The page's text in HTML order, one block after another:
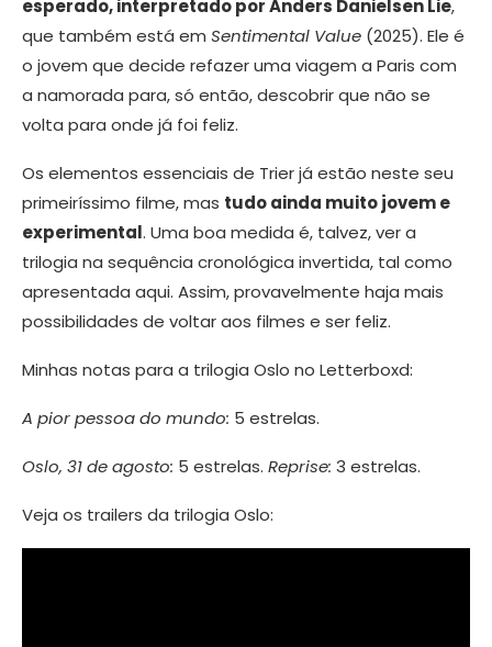
esperado, interpretado por Anders Danielsen Lie,
que também está em Sentimental Value (2025). Ele é
o jovem que decide refazer uma viagem a Paris com
a namorada para, só então, descobrir que não se
volta para onde já foi feliz.
Os elementos essenciais de Trier já estão neste seu
primeiríssimo filme, mas tudo ainda muito jovem e
experimental. Uma boa medida é, talvez, ver a
trilogia na sequência cronológica invertida, tal como
apresentada aqui. Assim, provavelmente haja mais
possibilidades de voltar aos filmes e ser feliz.
Minhas notas para a trilogia Oslo no Letterboxd:
A pior pessoa do mundo: 5 estrelas.
Oslo, 31 de agosto: 5 estrelas. Reprise: 3 estrelas.
Veja os trailers da trilogia Oslo: